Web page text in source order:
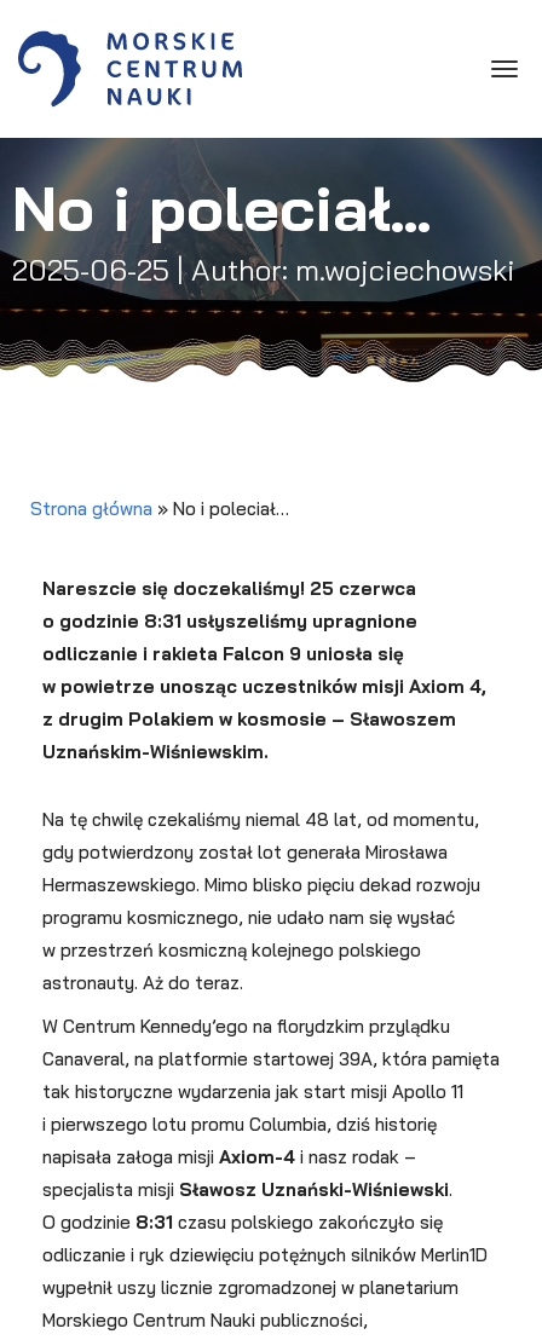
No i poleciał…
2025-06-25 | Author: m.wojciechowski
Strona główna » No i poleciał…
Nareszcie się doczekaliśmy! 25 czerwca
o godzinie 8:31 usłyszeliśmy upragnione
odliczanie i rakieta Falcon 9 uniosła się
w powietrze unosząc uczestników misji Axiom 4,
z drugim Polakiem w kosmosie – Sławoszem
Uznańskim-Wiśniewskim.
Na tę chwilę czekaliśmy niemal 48 lat, od momentu,
gdy potwierdzony został lot generała Mirosława
Hermaszewskiego. Mimo blisko pięciu dekad rozwoju
programu kosmicznego, nie udało nam się wysłać
w przestrzeń kosmiczną kolejnego polskiego
astronauty. Aż do teraz.
W Centrum Kennedy’ego na florydzkim przylądku
Canaveral, na platformie startowej 39A, która pamięta
tak historyczne wydarzenia jak start misji Apollo 11
i pierwszego lotu promu Columbia, dziś historię
napisała załoga misji Axiom-4 i nasz rodak –
specjalista misji Sławosz Uznański-Wiśniewski.
O godzinie 8:31 czasu polskiego zakończyło się
odliczanie i ryk dziewięciu potężnych silników Merlin1D
wypełnił uszy licznie zgromadzonej w planetarium
Morskiego Centrum Nauki publiczności,